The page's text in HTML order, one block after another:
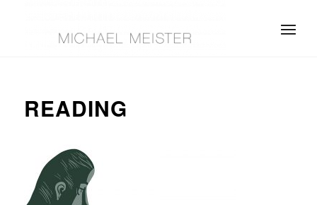
READING